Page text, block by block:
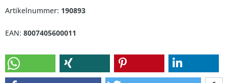
Artikelnummer: 190893
EAN: 8007405600011